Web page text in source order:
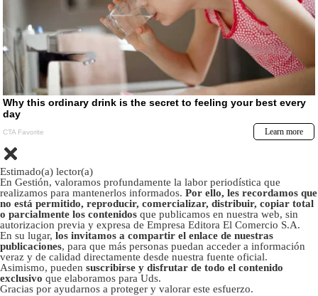
Estimado(a) lector(a)
En Gestión, valoramos profundamente la labor periodística que
realizamos para mantenerlos informados. Por ello, les recordamos que
no está permitido, reproducir, comercializar, distribuir, copiar total
o parcialmente los contenidos que publicamos en nuestra web, sin
autorizacion previa y expresa de Empresa Editora El Comercio S.A.
En su lugar, los invitamos a compartir el enlace de nuestras
publicaciones, para que más personas puedan acceder a información
veraz y de calidad directamente desde nuestra fuente oficial.
Asimismo, pueden suscribirse y disfrutar de todo el contenido
exclusivo que elaboramos para Uds.
Gracias por ayudarnos a proteger y valorar este esfuerzo.